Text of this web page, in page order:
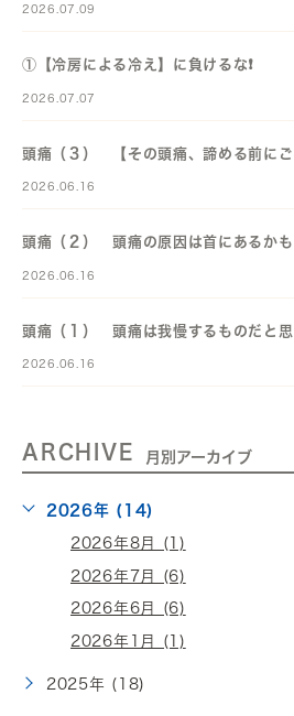
2026.07.09
①【冷房による冷え】に負けるな❗️
2026.07.07
頭痛（３） 【その頭痛、諦める前にご
2026.06.16
頭痛（２） 頭痛の原因は首にあるかも
2026.06.16
頭痛（１） 頭痛は我慢するものだと思
2026.06.16
ARCHIVE 月別アーカイブ
2026年 (14)
2026年8月 (1)
2026年7月 (6)
2026年6月 (6)
2026年1月 (1)
2025年 (18)